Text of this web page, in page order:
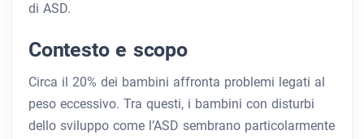
di ASD.
Contesto e scopo
Circa il 20% dei bambini affronta problemi legati al
peso eccessivo. Tra questi, i bambini con disturbi
dello sviluppo come l’ASD sembrano particolarmente